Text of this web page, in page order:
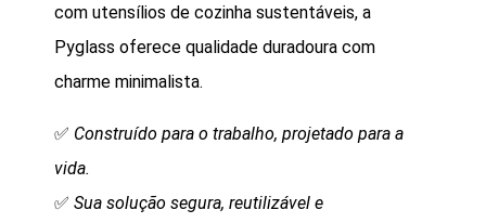
com utensílios de cozinha sustentáveis, a
Pyglass oferece qualidade duradoura com
charme minimalista.
✅ Construído para o trabalho, projetado para a
vida.
✅ Sua solução segura, reutilizável e